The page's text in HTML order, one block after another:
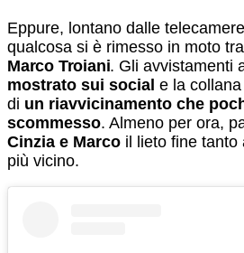
Eppure, lontano dalle
qualcosa si è rimesso in moto tra
Marco Troiani. Gli avvistamenti
mostrato sui social e la
di un riavvicinamento che
scommesso. Almeno per ora,
Cinzia e Marco il lieto fine tanto
più vicino.